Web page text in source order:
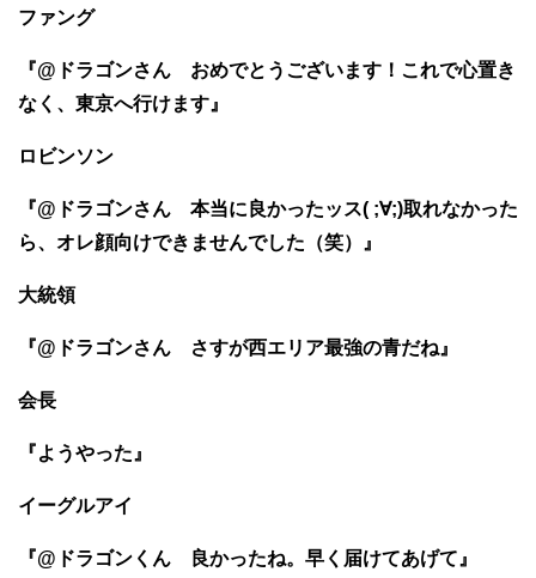
ファング
『@ドラゴンさん おめでとうございます！これで心置き
なく、東京へ行けます』
ロビンソン
『@ドラゴンさん 本当に良かったッス( ;∀;)取れなかった
ら、オレ顔向けできませんでした（笑）』
大統領
『@ドラゴンさん さすが西エリア最強の青だね』
会長
『ようやった』
イーグルアイ
『@ドラゴンくん 良かったね。早く届けてあげて』